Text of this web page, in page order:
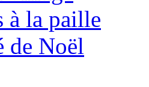
à la paille
de Noël